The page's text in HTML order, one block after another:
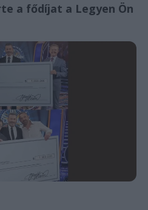
a fődíjat a Legyen Ön